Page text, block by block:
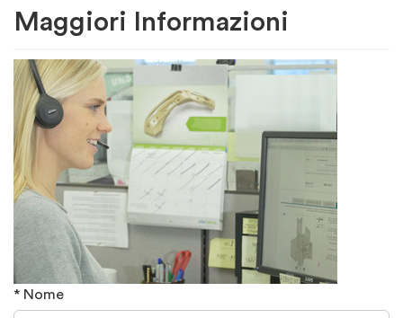
Maggiori Informazioni
* Nome